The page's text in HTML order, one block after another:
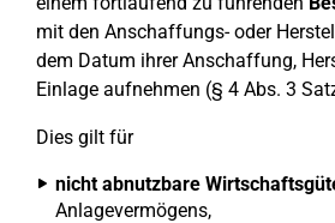
mit den Anschaffungs- oder
dem Datum ihrer Anschaffung,
Einlage aufnehmen (§ 4 Abs. 3
Dies gilt für
nicht abnutzbare
Anlagevermögens,